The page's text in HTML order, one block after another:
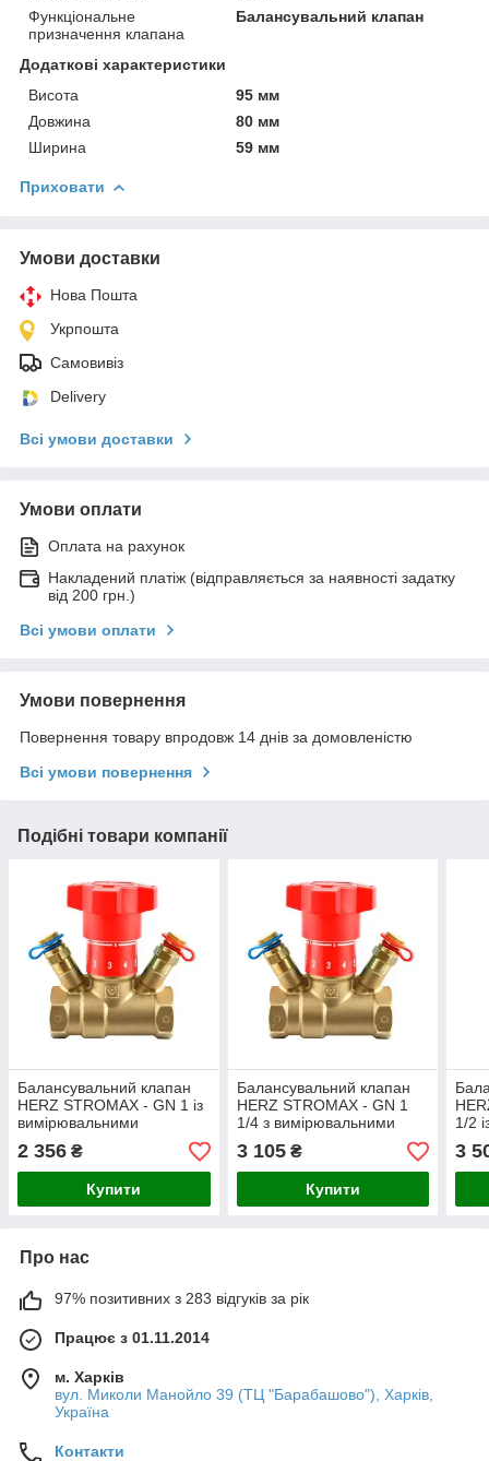
Функціональне
призначення клапана
Балансувальний клапан
Додаткові характеристики
Висота
95 мм
Довжина
80 мм
Ширина
59 мм
Приховати
Умови доставки
Нова Пошта
Укрпошта
Самовивіз
Delivery
Всі умови доставки
Умови оплати
Оплата на рахунок
Накладений платіж (відправляється за наявності задатку
від 200 грн.)
Всі умови оплати
Умови повернення
Повернення товару впродовж 14 днів за домовленістю
Всі умови повернення
Подібні товари компанії
Балансувальний клапан
HERZ STROMAX - GN 1 із
вимірювальними
штуцерами (kvs 5.24)
2 356 ₴
Купити
Балансувальний клапан
HERZ STROMAX - GN 1
1/4 з вимірювальними
штуцерами (kvs 8.56)
3 105₴
Купити
1/2
3
Про нас
97% позитивних з 283 відгуків за рік
Працює з 01.11.2014
м. Харків
вул. Миколи Манойло 39 (ТЦ "Барабашово"), Харків,
Україна
Контакти